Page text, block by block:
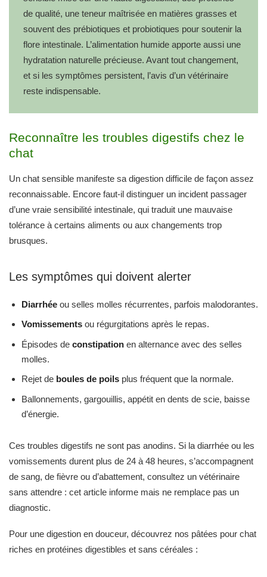
de qualité, une teneur maîtrisée en matières grasses et
souvent des prébiotiques et probiotiques pour soutenir la
flore intestinale. L’alimentation humide apporte aussi une
hydratation naturelle précieuse. Avant tout changement,
et si les symptômes persistent, l’avis d’un vétérinaire
reste indispensable.
Reconnaître les troubles digestifs chez le
chat
Un chat sensible manifeste sa digestion difficile de façon assez
reconnaissable. Encore faut-il distinguer un incident passager
d’une vraie sensibilité intestinale, qui traduit une mauvaise
tolérance à certains aliments ou aux changements trop
brusques.
Les symptômes qui doivent alerter
Diarrhée ou selles molles récurrentes, parfois malodorantes.
Vomissements ou régurgitations après le repas.
Épisodes de constipation en alternance avec des selles
molles.
Rejet de boules de poils plus fréquent que la normale.
Ballonnements, gargouillis, appétit en dents de scie, baisse
d’énergie.
Ces troubles digestifs ne sont pas anodins. Si la diarrhée ou les
vomissements durent plus de 24 à 48 heures, s’accompagnent
de sang, de fièvre ou d’abattement, consultez un vétérinaire
sans attendre : cet article informe mais ne remplace pas un
diagnostic.
Pour une digestion en douceur, découvrez nos pâtées pour chat
riches en protéines digestibles et sans céréales :